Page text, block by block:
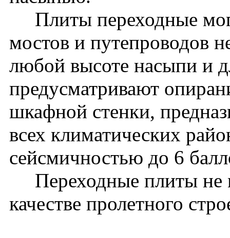
Плиты переходные
мостов и путепроводов
любой высоте насыпи и
предусматривают
шкафной стенки,
всех климатических
сейсмичностью до 6
Переходные плиты не
качестве пролетного